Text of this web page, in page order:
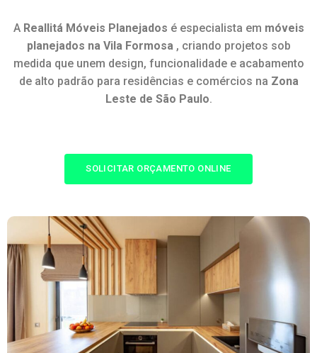
A Reallitá Móveis Planejados é especialista em móveis
planejados na Vila Formosa , criando projetos sob
medida que unem design, funcionalidade e acabamento
de alto padrão para residências e comércios na Zona
Leste de São Paulo.
SOLICITAR ORÇAMENTO ONLINE